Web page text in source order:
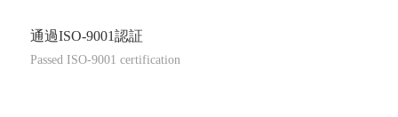
通過ISO-9001認証
Passed ISO-9001 certification